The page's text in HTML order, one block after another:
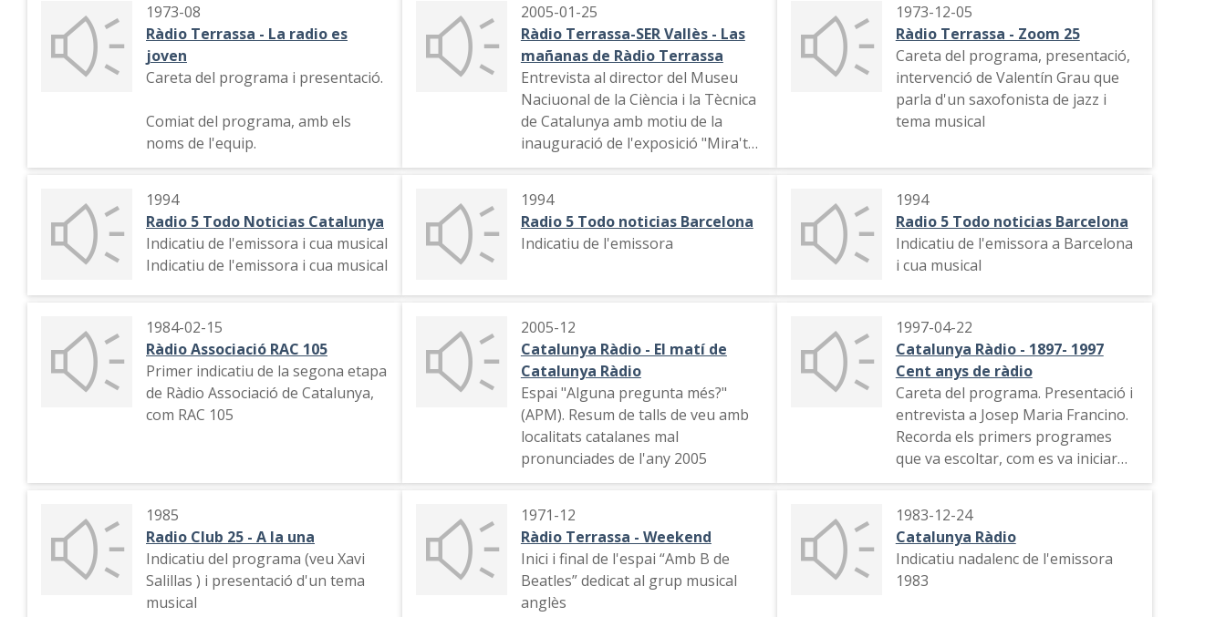
1973-08
Ràdio Terrassa - La radio es
joven
Careta del programa i presentació.
Comiat del programa, amb els
noms de l'equip.
2005-01-25
Ràdio Terrassa-SER Vallès - Las
mañanas de Ràdio Terrassa
Entrevista al director del Museu
Naciuonal de la Ciència i la Tècnica
de Catalunya amb motiu de la
inauguració de l'exposició "Mira't
la ràdio"
1973-12-05
Ràdio Terrassa - Zoom 25
Careta del programa, presentació,
intervenció de Valentín Grau que
parla d'un saxofonista de jazz i
tema musical
1994
Radio 5 Todo Noticias Catalunya
Indicatiu de l'emissora i cua musical
Indicatiu de l'emissora i cua musical
1994
Radio 5 Todo noticias Barcelona
Indicatiu de l'emissora
1994
Radio 5 Todo noticias Barcelona
Indicatiu de l'emissora a Barcelona
i cua musical
1984-02-15
Ràdio Associació RAC 105
Primer indicatiu de la segona etapa
de Ràdio Associació de Catalunya,
com RAC 105
2005-12
Catalunya Ràdio - El matí de
Catalunya Ràdio
Espai "Alguna pregunta més?"
(APM). Resum de talls de veu amb
localitats catalanes mal
pronunciades de l'any 2005
1997-04-22
Catalunya Ràdio - 1897- 1997
Cent anys de ràdio
Careta del programa. Presentació i
entrevista a Josep Maria Francino.
Recorda els primers programes
que va escoltar, com es va iniciar
professionalment al mitjà i alguns
1985
Radio Club 25 - A la una
Indicatiu del programa (veu Xavi
Salillas ) i presentació d'un tema
musical
1971-12
Ràdio Terrassa - Weekend
Inici i final de l'espai “Amb B de
Beatles” dedicat al grup musical
anglès
1983-12-24
Catalunya Ràdio
Indicatiu nadalenc de l'emissora
1983